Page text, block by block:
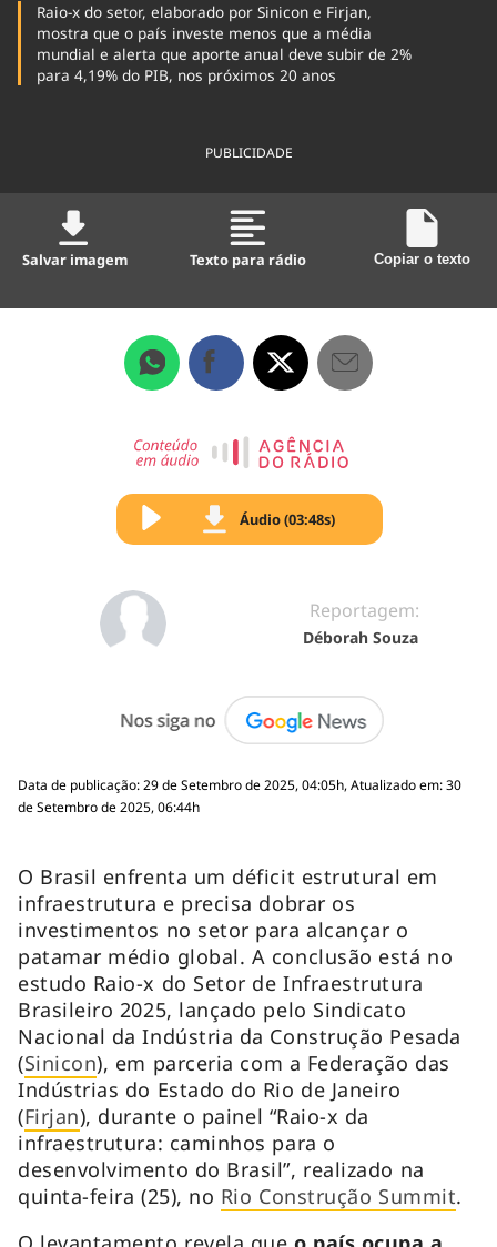
Raio-x do setor, elaborado por Sinicon e Firjan,
mostra que o país investe menos que a média
mundial e alerta que aporte anual deve subir de 2%
para 4,19% do PIB, nos próximos 20 anos
PUBLICIDADE
Salvar imagem Texto para rádio Copiar o texto
Áudio (03:48s)
Reportagem:
Déborah Souza
Data de publicação: 29 de Setembro de 2025, 04:05h, Atualizado em: 30
de Setembro de 2025, 06:44h
O Brasil enfrenta um déficit estrutural em
infraestrutura e precisa dobrar os
investimentos no setor para alcançar o
patamar médio global. A conclusão está no
estudo Raio-x do Setor de Infraestrutura
Brasileiro 2025, lançado pelo Sindicato
Nacional da Indústria da Construção Pesada
(Sinicon), em parceria com a Federação das
Indústrias do Estado do Rio de Janeiro
(Firjan), durante o painel “Raio-x da
infraestrutura: caminhos para o
desenvolvimento do Brasil”, realizado na
quinta-feira (25), no Rio Construção Summit.